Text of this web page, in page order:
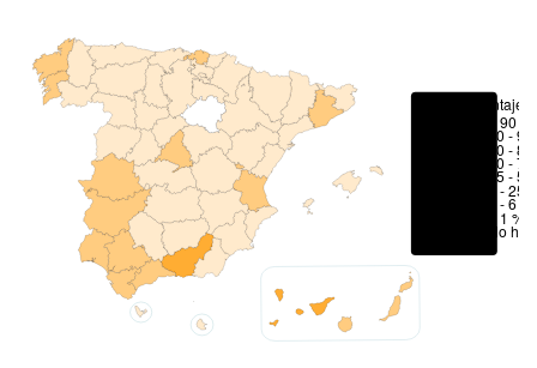
Porcentajes
> 90 %
80 -
70 -
50 -
25 -
6 - 25
1 - 6 %
< 1 %
No hay